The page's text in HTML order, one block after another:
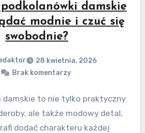
damskie
modnie i czuć się
swobodnie?
28 kwietnia, 2026
Brak komentarzy
damskie to nie tylko praktyczny
ale także modowy detal,
dodać charakteru każdej